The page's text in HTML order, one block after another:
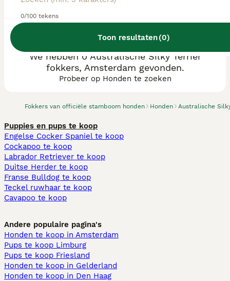
0/100 tekens
Toon resultaten(0)
Fokkers van officiële stamboom honden Honden Australische
We hebben 0 Australische Silky Terriër
fokkers, Amsterdam gevonden.
Probeer op Honden te zoeken
Puppies en pups te koop
Engelse Cocker Spaniel te koop
Cockapoo te koop
Labrador Retriever te koop
Duitse Herder te koop
Franse Bulldog te koop
Teckel ruwhaar te koop
Cavapoo te koop
Andere populaire pagina's
Honden te koop in Amsterdam
Pups te koop Limburg​
Pups te koop Friesland​
Honden te koop in Gelderland
Honden te koop in Den Haag